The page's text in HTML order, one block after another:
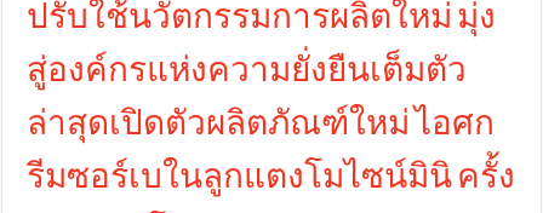
ปรับใช้นวัตกรรมการผลิตใหม่ มุ่ง
สู่องค์กรแห่งความยั่งยืนเต็มตัว
ล่าสุดเปิดตัวผลิตภัณฑ์ใหม่ ไอศก
รีมซอร์เบในลูกแตงโมไซน์มินิ ครั้ง